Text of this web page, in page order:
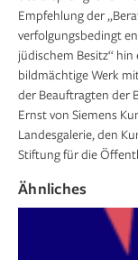
Empfehlung der
verfolgungsbedingt
jüdischem Besitz“
bildmächtige Werk
der Beauftragten der
Ernst von Siemens
Landesgalerie, den
Stiftung für die
Ähnliches